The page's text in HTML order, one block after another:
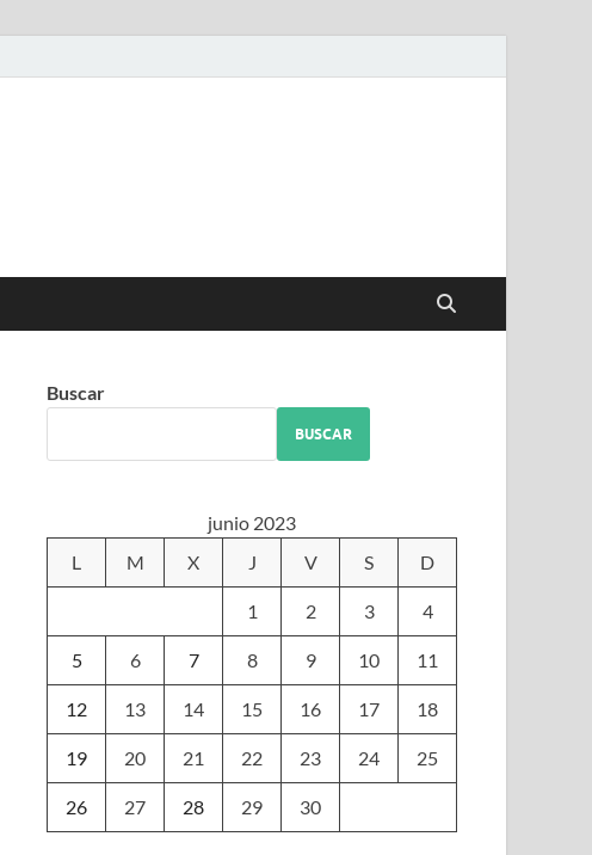
Buscar
BUSCAR
junio 2023
L
M X J V S D
1 2 3 4
5 6 7 8 9 10 11
12 13 14 15 16 17 18
19 20 21 22 23 24 25
26 27 28 29 30